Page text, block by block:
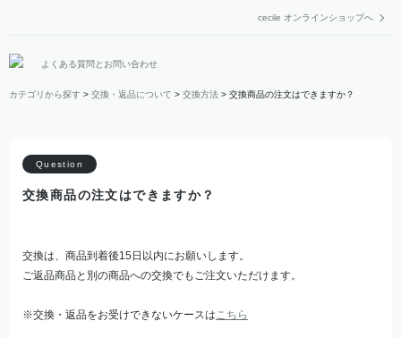
cecile オンラインショップへ
よくある質問とお問い合わせ
カテゴリから探す > 交換・返品について > 交換方法 > 交換商品の注文はできますか？
交換商品の注文はできますか？
交換は、商品到着後15日以内にお願いします。
ご返品商品と別の商品への交換でもご注文いただけます。
※交換・返品をお受けできないケースはこちら